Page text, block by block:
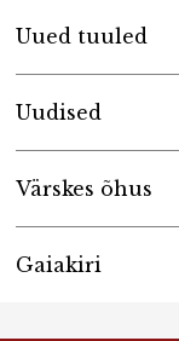
Uued tuuled
Uudised
Värskes õhus
Gaiakiri